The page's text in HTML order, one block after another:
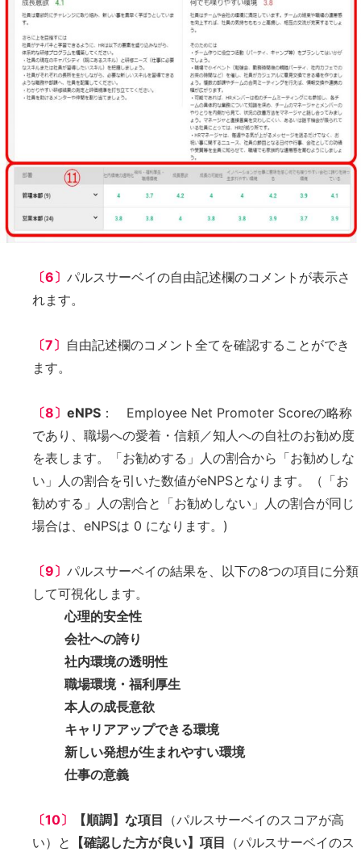
〔6〕 パルスサーベイの自由記述欄のコメントが表示さ
れます。
〔7〕 自由記述欄のコメント全てを確認することができ
ます。
〔8〕 eNPS ： Employee Net Promoter Scoreの略称
であり、職場への愛着・信頼／知人への自社のお勧め度
を表します。「お勧めする」人の割合から「お勧めしな
い」人の割合を引いた数値がeNPSとなります。（「お
勧めする」人の割合と「お勧めしない」人の割合が同じ
場合は、eNPSは 0 になります。)
〔9〕 パルスサーベイの結果を、以下の8つの項目に分類
して可視化します。
心理的安全性
会社への誇り
社内環境の透明性
職場環境・福利厚生
本人の成長意欲
キャリアアップできる環境
新しい発想が生まれやすい環境
仕事の意義
〔10〕 【順調】な項目 （パルスサーベイのスコアが高
い）と
【確認した方が良い】項目 （パルスサーベイのス